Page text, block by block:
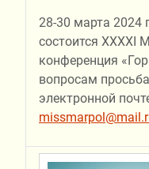
28-30 марта 2024
состоится XXXХI
конференция
вопросам
электронной